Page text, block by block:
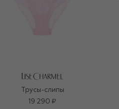
Трусы-слипы
19 290 ₽